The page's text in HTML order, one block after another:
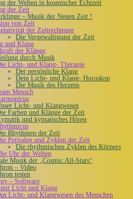
der Welten in kosmischer Echtzeit
der Zeit
– Musik der Neuen Zeit !
von Zeit
der Zeitrechnung
Die Vergewaltigung der Zeit
und Klang
der Klänge
durch Musik
Licht- und Klang- Therapie
Der persönliche Klang
Dein Licht- und Klang- Horoskop
Die Musik des Herzens
Mensch
Licht- und Klangwesen
Farben und Klänge der Zeit
und kymatisches Hören
Rhythmen der Zeit
Perioden und Zyklen der Zeit
Die rhythmischen Zyklen des Körpers
Uhr der Welten
Musik der „Cosmic All-Stars“
– Video
testen
– Software
Licht und Klang
Licht- und Klangwesen des Menschen